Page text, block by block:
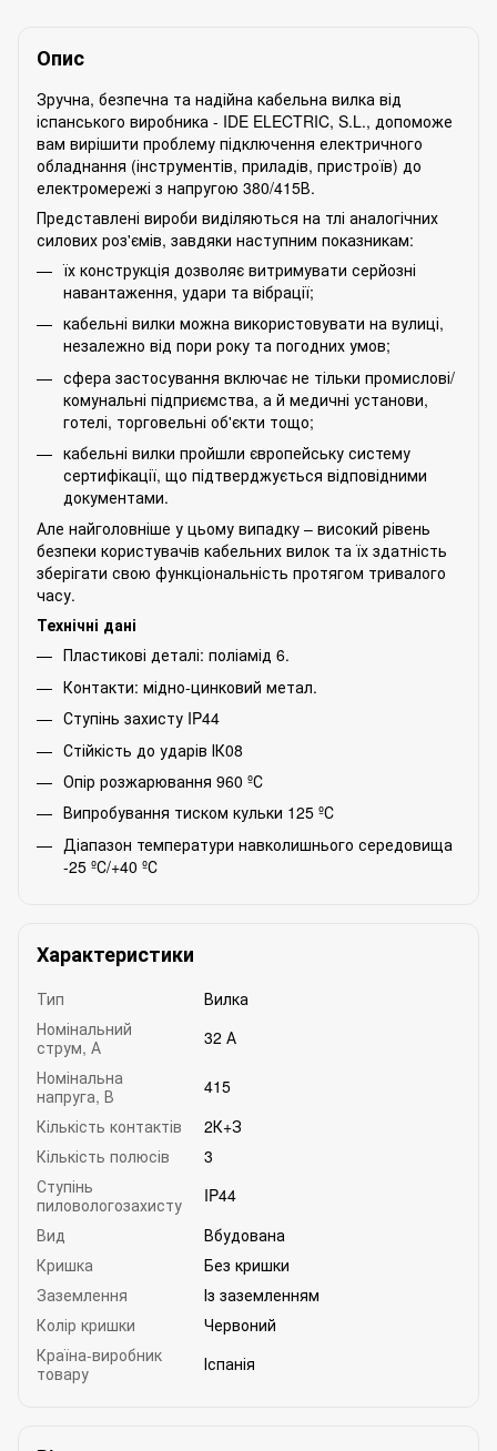
Опис
Зручна, безпечна та надійна кабельна вилка від
іспанського виробника - IDE ELECTRIC, S.L., допоможе
вам вирішити проблему підключення електричного
обладнання (інструментів, приладів, пристроїв) до
електромережі з напругою 380/415В.
Представлені вироби виділяються на тлі аналогічних
силових роз'ємів, завдяки наступним показникам:
їх конструкція дозволяє витримувати серйозні
навантаження, удари та вібрації;
кабельні вилки можна використовувати на вулиці,
незалежно від пори року та погодних умов;
сфера застосування включає не тільки промислові/
комунальні підприємства, а й медичні установи,
готелі, торговельні об'єкти тощо;
кабельні вилки пройшли європейську систему
сертифікації, що підтверджується відповідними
документами.
Але найголовніше у цьому випадку – високий рівень
безпеки користувачів кабельних вилок та їх здатність
зберігати свою функціональність протягом тривалого
часу.
Технічні дані
Пластикові деталі: поліамід 6.
Контакти: мідно-цинковий метал.
Ступінь захисту IP44
Стійкість до ударів ІК08
Опір розжарювання 960 ºС
Випробування тиском кульки 125 ºС
Діапазон температури навколишнього середовища
-25 ºС/+40 ºС
Характеристики
Тип
Вилка
Номінальний
струм, А
32 А
Номінальна
напруга, В
415
Кількість контактів
2К+З
Кількість полюсів
3
Ступінь
пиловологозахисту
IP44
Вид
Вбудована
Кришка
Без кришки
Заземлення
Із заземленням
Колір кришки
Червоний
Країна-виробник
товару
Іспанія